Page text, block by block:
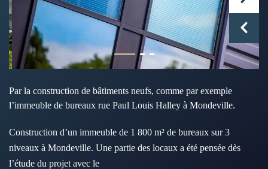
Par la construction de bâtiments neufs, comme par exemple
l’immeuble de bureaux rue Paul Louis Halley à Mondeville.
Construction d’un immeuble de 1 800 m² de bureaux sur 3
niveaux à Mondeville. Une partie des locaux a été pensée dès
l’étude du projet avec le